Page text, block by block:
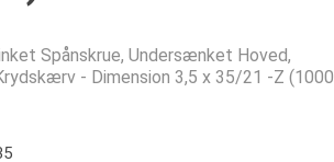
Spånskrue, Undersænket Hoved,
- Dimension 3,5 x 35/21 -Z (1000